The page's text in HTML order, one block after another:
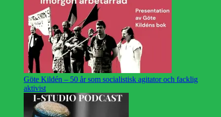
Göte Kildén – 50 år som socialistisk agitator och facklig
aktivist